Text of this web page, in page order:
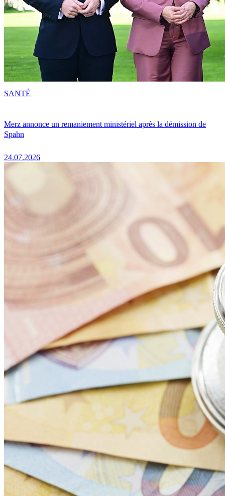
Merz annonce un remaniement ministériel après la démission de
Spahn
24.07.2026
SANTÉ